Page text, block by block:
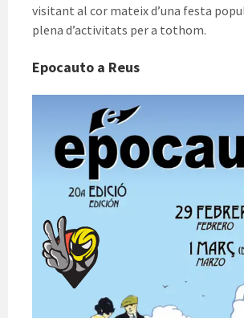
visitant al cor mateix d’una festa
plena d’activitats per a tothom.
Epocauto a Reus